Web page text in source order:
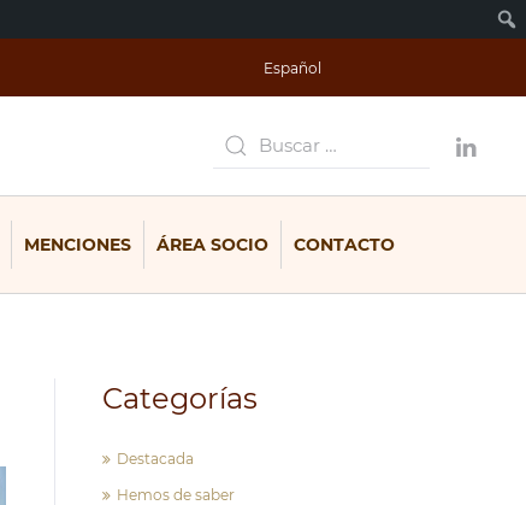
Español
MENCIONES ÁREA SOCIO CONTACTO
Categorías
Destacada
Hemos de saber